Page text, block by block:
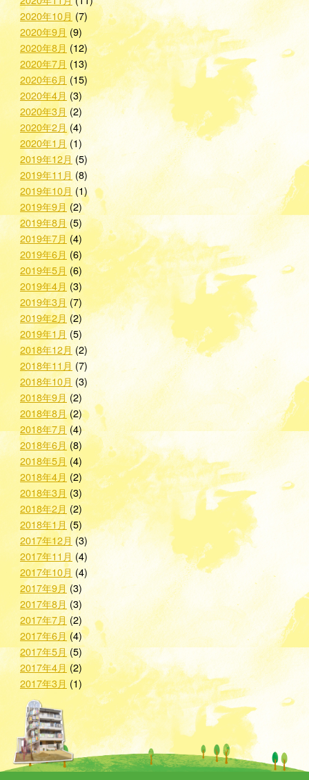
2020年10月(7)
2020年9月 (9)
2020年8月 (12)
2020年7月 (13)
2020年6月 (15)
2020年4月(3)
2020年3月(2)
2020年2月(4)
2020年1月(1)
2019年12月 (5)
2019年11月 (8)
2019年10月 (1)
2019年9月 (2)
2019年8月(5)
2019年7月 (4)
2019年6月 (6)
2019年5月 (6)
2019年4月 (3)
2019年3月 (7)
2019年2月 (2)
2019年1月(5)
2018年12月 (2)
2018年11月 (7)
2018年10月 (3)
2018年9月 (2)
2018年8月(2)
2018年7月(4)
2018年6月(8)
2018年5月 (4)
2018年4月 (2)
2018年3月 (3)
2018年2月(2)
2018年1月(5)
2017年12月(3)
2017年11月(4)
2017年10月 (4)
2017年9月 (3)
2017年8月 (3)
2017年7月 (2)
2017年6月(4)
2017年5月(5)
2017年4月 (2)
2017年3月 (1)